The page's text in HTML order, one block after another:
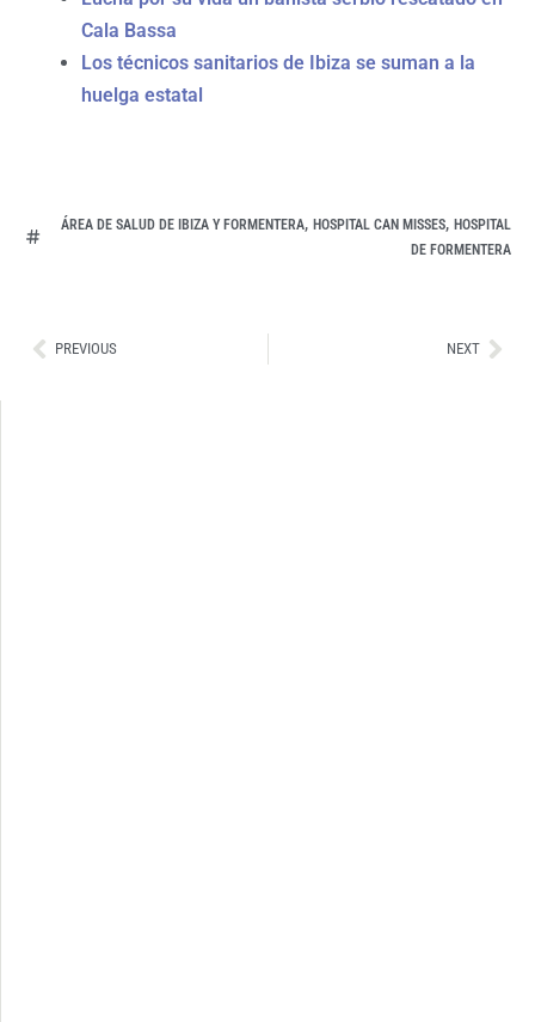
Cala Bassa
Los técnicos sanitarios de Ibiza se suman a la
huelga estatal
ÁREA DE SALUD DE IBIZA Y FORMENTERA, HOSPITAL CAN MISSES, HOSPITAL
DE FORMENTERA
AntPREVIOUS NEXT